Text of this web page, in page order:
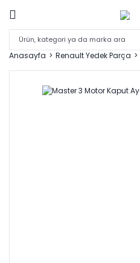
Anasayfa Renault Yedek Parça